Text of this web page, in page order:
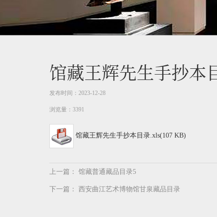
馆藏王辉先生手抄本
发布时间：2023-12-28
浏览量：3391
馆藏王辉先生手抄本目录.xls(107 KB)
上一篇： 馆藏普通藏品目录5
下一篇： 西安曲江艺术博物馆甘泉藏品目录